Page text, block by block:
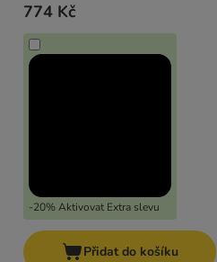
774 Kč
-20% Aktivovat Extra slevu
Přidat do košíku